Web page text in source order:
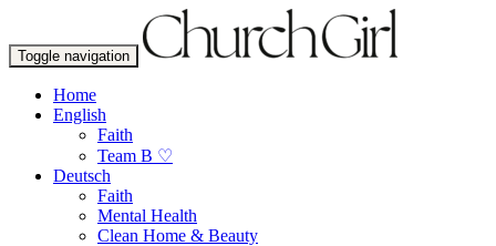
Toggle navigation
Home
English
Faith
Team B ♡
Deutsch
Faith
Mental Health
Clean Home & Beauty